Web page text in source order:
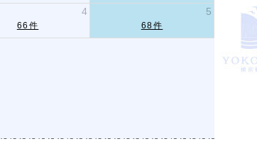
4 5
66件 68件